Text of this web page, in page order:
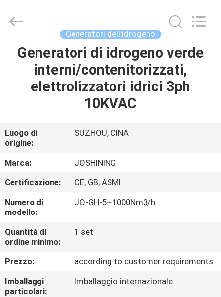
CASA
PRODOTTI
DI
NOI
VISITA
ALLA
FABBRICA
CONTROLLO
DELLA
QUALITÀ
Technology
Reserved.
Generatori dell'idrogeno
Generatori di idrogeno verde
interni/contenitorizzati,
elettrolizzatori idrici 3ph
10KVAC
Luogo di
origine:
SUZHOU, CINA
Marca:
JOSHINING
Certificazione:
CE, GB, ASMI
Numero di
modello:
JO-GH-5~1000Nm3/h
Quantità di
ordine minimo:
1 set
Prezzo:
according to customer requirements
Imballaggi
particolari:
Imballaggio internazionale